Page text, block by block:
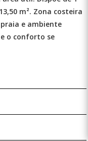
m². Zona costeira
e ambiente
o conforto se